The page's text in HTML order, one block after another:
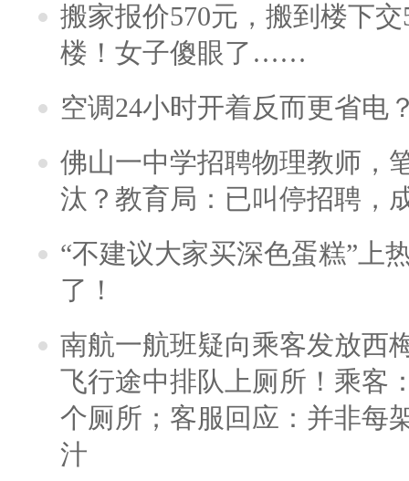
搬家报价570元，搬到楼下
楼！女子傻眼了……
空调24小时开着反而更省电
佛山一中学招聘物理教师，
汰？教育局：已叫停招聘，
“不建议大家买深色蛋糕”上
了！
南航一航班疑向乘客发放西
飞行途中排队上厕所！乘客
个厕所；客服回应：并非每
汁